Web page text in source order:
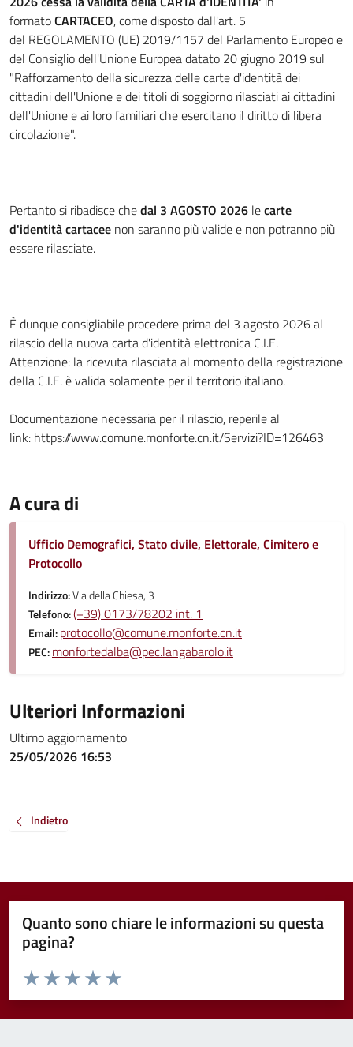
formatoCARTACEO, come disposto dall'art. 5
del REGOLAMENTO (UE) 2019/1157 del Parlamento Europeo e
del Consiglio dell'Unione Europea datato 20 giugno 2019 sul
"Rafforzamento della sicurezza delle carte d'identità dei
cittadini dell'Unione e dei titoli di soggiorno rilasciati ai cittadini
dell'Unione e ai loro familiari che esercitano il diritto di libera
circolazione".
Pertanto si ribadisce chedal 3 AGOSTO 2026 lecarte
d'identità cartacee non saranno più valide e non potranno più
essere rilasciate.
È dunque consigliabile procedere prima del 3 agosto 2026 al
rilascio della nuova carta d'identità elettronica C.I.E.
Attenzione: la ricevuta rilasciata al momento della registrazione
della C.I.E. è valida solamente per il territorio italiano.
Documentazione necessaria per il rilascio, reperile al
link: https://www.comune.monforte.cn.it/Servizi?ID=126463
A cura di
Ufficio Demografici, Stato civile, Elettorale, Cimitero e
Protocollo
Indirizzo:Via della Chiesa, 3
Telefono:(+39) 0173/78202 int. 1
Email:protocollo@comune.monforte.cn.it
PEC:monfortedalba@pec.langabarolo.it
Ulteriori Informazioni
Ultimo aggiornamento
25/05/2026 16:53
Indietro
Quanto sono chiare le informazioni su questa
pagina?
Valuta da 1 a 5 stelle la pagina
Valuta 5 stelle su 5
Valuta 4 stelle su 5
Valuta 3 stelle su 5
Valuta 2 stelle su 5
Valuta 1 stelle su 5